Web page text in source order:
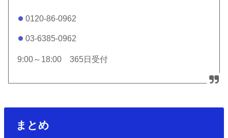
0120-86-0962
03-6385-0962
9:00～18:00 365日受付
まとめ